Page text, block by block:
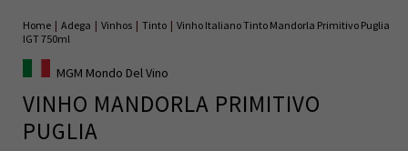
Home | Adega | Vinhos | Tinto | Vinho Italiano Tinto Mandorla Primitivo Puglia
IGT 750ml
MGM Mondo Del Vino
VINHO MANDORLA PRIMITIVO
PUGLIA